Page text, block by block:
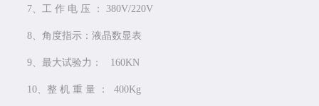
7、工 作 电 压 ： 380V/220V
8、角度指示：液晶数显表
9、最大试验力： 160KN
10、整 机 重 量 ： 400Kg